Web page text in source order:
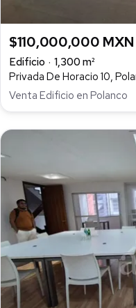
$110,000,000 MXN
Edificio
1,300 m²
Privada De Horacio 10,
Venta Edificio en Polanco